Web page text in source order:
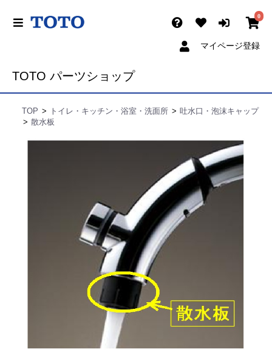
0
マイページ登録
TOTO パーツショップ
TOP トイレ・キッチン・浴室・洗面所
吐水口・泡沫キャップ
散水板